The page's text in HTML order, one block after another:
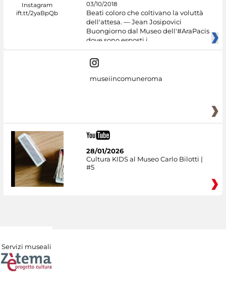
03/10/2018
Beati coloro che coltivano la voluttà
dell'attesa. — Jean Josipovici
Buongiorno dal Museo dell'#AraPacis
dove sono esposti i
museiincomuneroma
28/01/2026
Cultura KIDS al Museo Carlo Bilotti |
#5
Servizi museali